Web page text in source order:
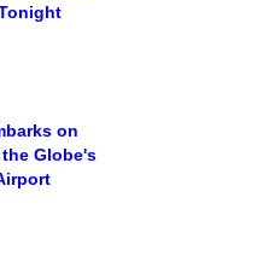
on
Globe's